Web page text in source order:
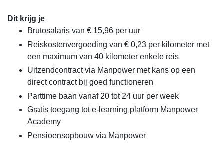
Dit krijg je
Brutosalaris van € 15,96 per uur
Reiskostenvergoeding van € 0,23 per kilometer met
een maximum van 40 kilometer enkele reis
Uitzendcontract via Manpower met kans op een
direct contract bij goed functioneren
Parttime baan vanaf 20 tot 24 uur per week
Gratis toegang tot e-learning platform Manpower
Academy
Pensioensopbouw via Manpower